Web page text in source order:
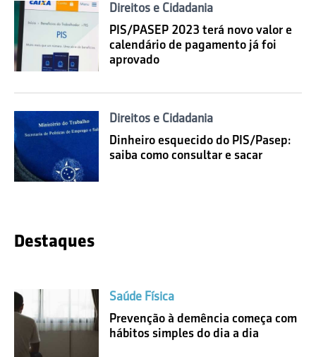
Direitos e Cidadania
PIS/PASEP 2023 terá novo valor e
calendário de pagamento já foi
aprovado
Direitos e Cidadania
Dinheiro esquecido do PIS/Pasep:
saiba como consultar e sacar
Destaques
Saúde Física
Prevenção à demência começa com
hábitos simples do dia a dia